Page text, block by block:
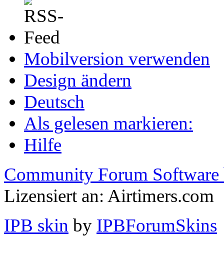
Mobilversion verwenden
Design ändern
Deutsch
Als gelesen markieren:
Hilfe
Community Forum Software
Lizensiert an: Airtimers.com
IPB skin by IPBForumSkins